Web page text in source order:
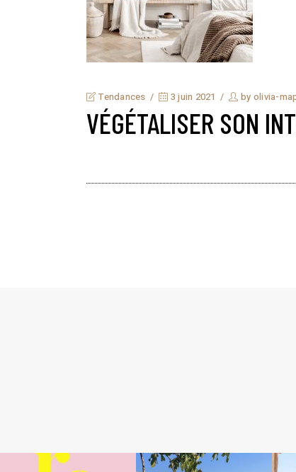
Tendances 3 juin 2021 by olivia-
VÉGÉTALISER SON